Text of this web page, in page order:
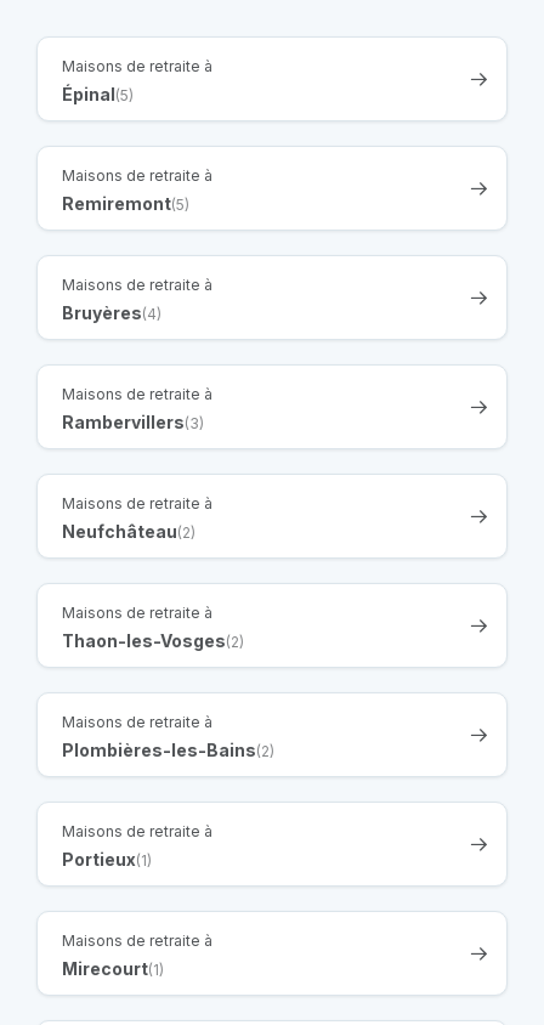
Maisons de retraite à
Épinal(5)
Maisons de retraite à
Remiremont(5)
Maisons de retraite à
Bruyères(4)
Maisons de retraite à
Rambervillers(3)
Maisons de retraite à
Neufchâteau(2)
Maisons de retraite à
Thaon-les-Vosges(2)
Maisons de retraite à
Plombières-les-Bains(2)
Maisons de retraite à
Portieux(1)
Maisons de retraite à
Mirecourt(1)